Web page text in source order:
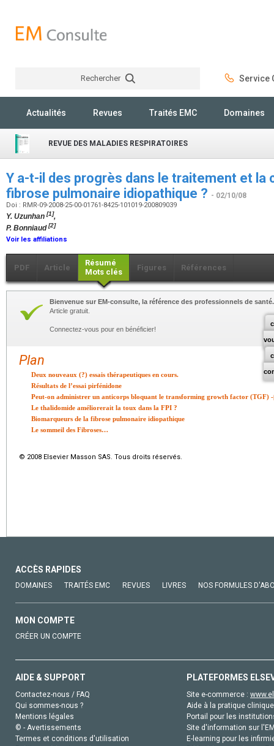
Rechercher Service
Actualités Revues Traités EMC Domaines
REVUE DES MALADIES RESPIRATOIRES
Y a-t-il des progrès dans le traitement et la
fibrose pulmonaire idiopathique ? - 02/10/08
Doi : RMR-09-2008-25-00-01761-8425-101019-200809039
Y. Uzunhan [1],
P. Bonniaud[2]
Voir les affiliations
PDF Article
Résumé
Mots clés
Figures Références
Bienvenue sur EM-consulte, la référence des professionnels de santé.
Article gratuit.
Connectez-vous pour en bénéficier!
Plan
Deux nouveaux (?) essais thérapeutiques en cours.
Résultats de l’essai pirfénidone
Peut-on administrer un anticorps bloquant le transforming growth factor (TGF)
Le thalidomide améliorerait la toux dans la FPI ?
Biomarqueurs de la fibrose pulmonaire idiopathique
Le sommeil des Fibroses…
© 2008 Elsevier Masson SAS. Tous droits réservés.
ACCÈS RAPIDES
DOMAINES TRAITÉS EMC REVUES LIVRES NOS FORMULES
MON COMPTE
CRÉER UN COMPTE
AIDE & SUPPORT
Contactez-nous / FAQ
Qui sommes-nous ?
Mentions légales
© - Avertissements
Termes et conditions d'utilisation
PLATEFORMES
Site e-commerce :
Aide à la pratique
Portail pour les
Site d'information sur
E-learning pour les